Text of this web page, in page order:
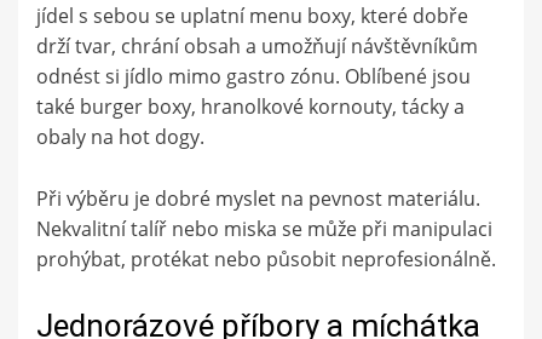
jídel s sebou se uplatní menu boxy, které dobře
drží tvar, chrání obsah a umožňují návštěvníkům
odnést si jídlo mimo gastro zónu. Oblíbené jsou
také burger boxy, hranolkové kornouty, tácky a
obaly na hot dogy.
Při výběru je dobré myslet na pevnost materiálu.
Nekvalitní talíř nebo miska se může při manipulaci
prohýbat, protékat nebo působit neprofesionálně.
Jednorázové příbory a míchátka